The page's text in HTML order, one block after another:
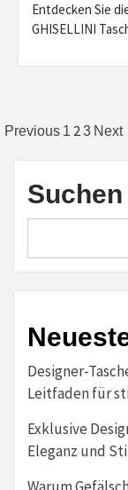
Entdecken Sie
GHISELLINI
der
Beiträge
Previous 1 23 Next
Suchen
Designer-
Leitfaden für
Exklusive
Eleganz und